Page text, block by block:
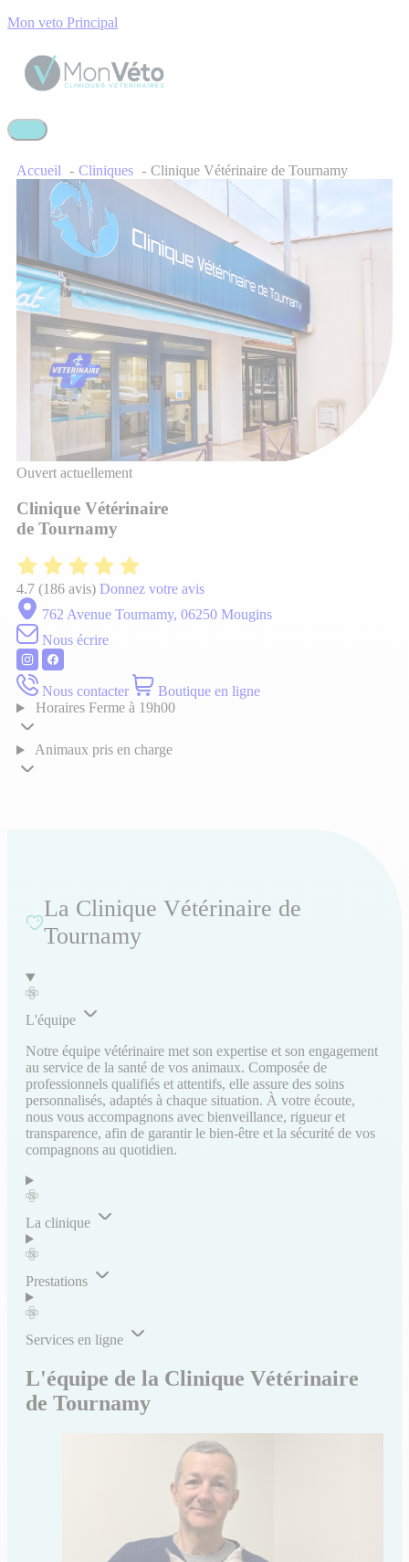
Mon veto Principal
Accueil Cliniques Clinique Vétérinaire de Tournamy
Ouvert actuellement
Clinique Vétérinaire
de Tournamy
4.7 (186 avis) Donnez votre avis
762 Avenue Tournamy, 06250 Mougins
Nous écrire
Nous contacter
Boutique en ligne
Horaires Ferme à 19h00
Animaux pris en charge
La Clinique Vétérinaire de
Tournamy
L'équipe
Notre équipe vétérinaire met son expertise et son engagement
au service de la santé de vos animaux. Composée de
professionnels qualifiés et attentifs, elle assure des soins
personnalisés, adaptés à chaque situation. À votre écoute,
nous vous accompagnons avec bienveillance, rigueur et
transparence, afin de garantir le bien-être et la sécurité de vos
compagnons au quotidien.
La clinique
Prestations
Services en ligne
L'équipe de la Clinique Vétérinaire
de Tournamy